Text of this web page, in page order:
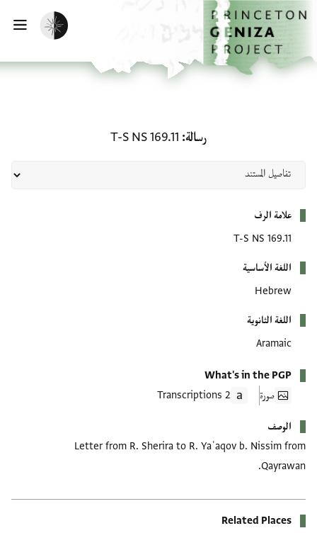
إلى المحتوى الرئيسي
الرئيسية
تفعيل الوضع المظلم
رسالة T-S NS 169.11
علامة الرف
T-S NS 169.11
اللغة الأساسية
Hebrew
اللغة الثانوية
Aramaic
What's in the PGP
صورة
2 Transcriptions
الوصف
Letter from R. Sherira to R. Yaʿaqov b. Nissim from
Qayrawan.
Related Places